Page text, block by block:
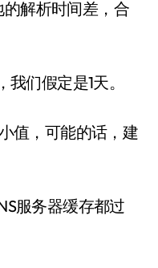
解析时间差，合
们假定是1天。
值，可能的话，建
服务器缓存都过